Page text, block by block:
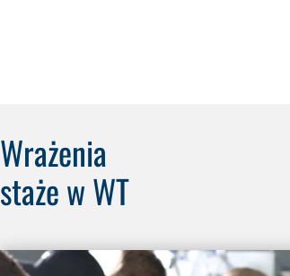
Wrażenia
staże w WT